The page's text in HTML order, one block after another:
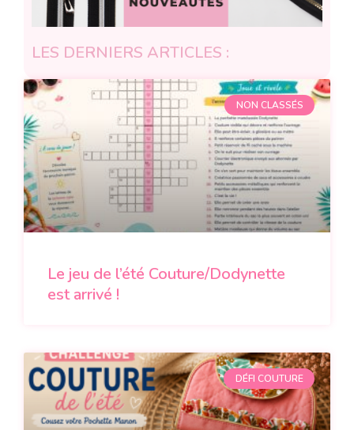
LES DERNIERS ARTICLES :
NON CLASSÉS
Le jeu de l’été Couture/Dodynette
est arrivé !
DÉFI COUTURE